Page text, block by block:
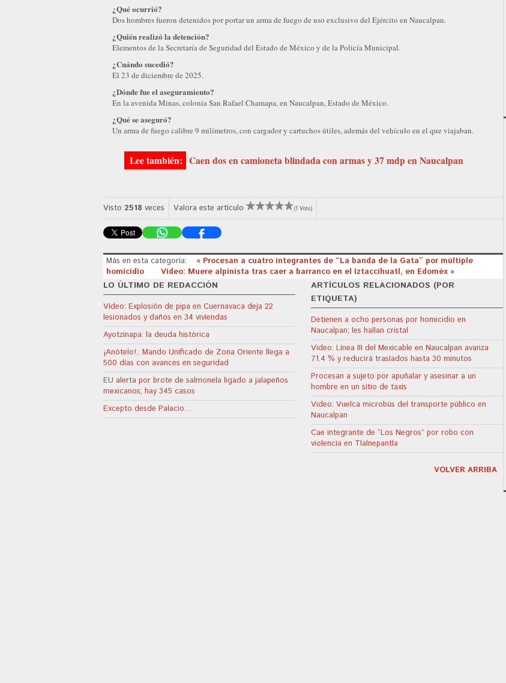
¿Qué ocurrió?
Dos hombres fueron detenidos por portar un arma de fuego de uso exclusivo del Ejército en Naucalpan.
¿Quién realizó la detención?
Elementos de la Secretaría de Seguridad del Estado de México y de la Policía Municipal.
¿Cuándo sucedió?
El 23 de diciembre de 2025.
¿Dónde fue el aseguramiento?
En la avenida Minas, colonia San Rafael Chamapa, en Naucalpan, Estado de México.
¿Qué se aseguró?
Un arma de fuego calibre 9 milímetros, con cargador y cartuchos útiles, además del vehículo en el que viajaban.
Caen dos en camioneta blindada con armas y 37 mdp en Naucalpan
Visto 2518 veces Valora este artículo (1 Voto)
Más en esta categoría:
« Procesan a cuatro integrantes de “La banda de la Gata” por múltiple
homicidio
Video: Muere alpinista tras caer a barranco en el Iztaccíhuatl, en Edoméx »
LO ÚLTIMO DE REDACCIÓN
Video: Explosión de pipa en Cuernavaca deja 22
lesionados y daños en 34 viviendas
Ayotzinapa: la deuda histórica
¡Anótelo!.. Mando Unificado de Zona Oriente llega a
500 días con avances en seguridad
EU alerta por brote de salmonela ligado a jalapeños
mexicanos; hay 345 casos
Excepto desde Palacio…
ARTÍCULOS RELACIONADOS (POR
ETIQUETA)
Detienen a ocho personas por homicidio en
Naucalpan; les hallan cristal
Video: Línea III del Mexicable en Naucalpan avanza
71.4 % y reducirá traslados hasta 30 minutos
Procesan a sujeto por apuñalar y asesinar a un
hombre en un sitio de taxis
Video: Vuelca microbús del transporte público en
Naucalpan
Cae integrante de “Los Negros” por robo con
violencia en Tlalnepantla
VOLVER ARRIBA